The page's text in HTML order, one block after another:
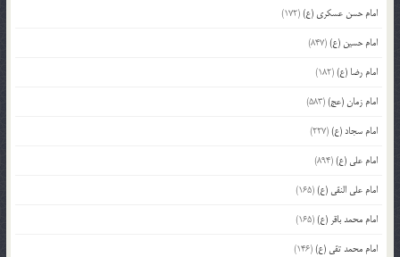
امام حسن عسکری (ع)(172)
امام حسین (ع)(847)
امام رضا (ع)(182)
امام زمان (عج)(583)
امام سجاد (ع)(227)
امام علی (ع)(894)
امام علی النقی (ع)(165)
امام محمد باقر (ع)(165)
امام محمد تقی (ع)(146)